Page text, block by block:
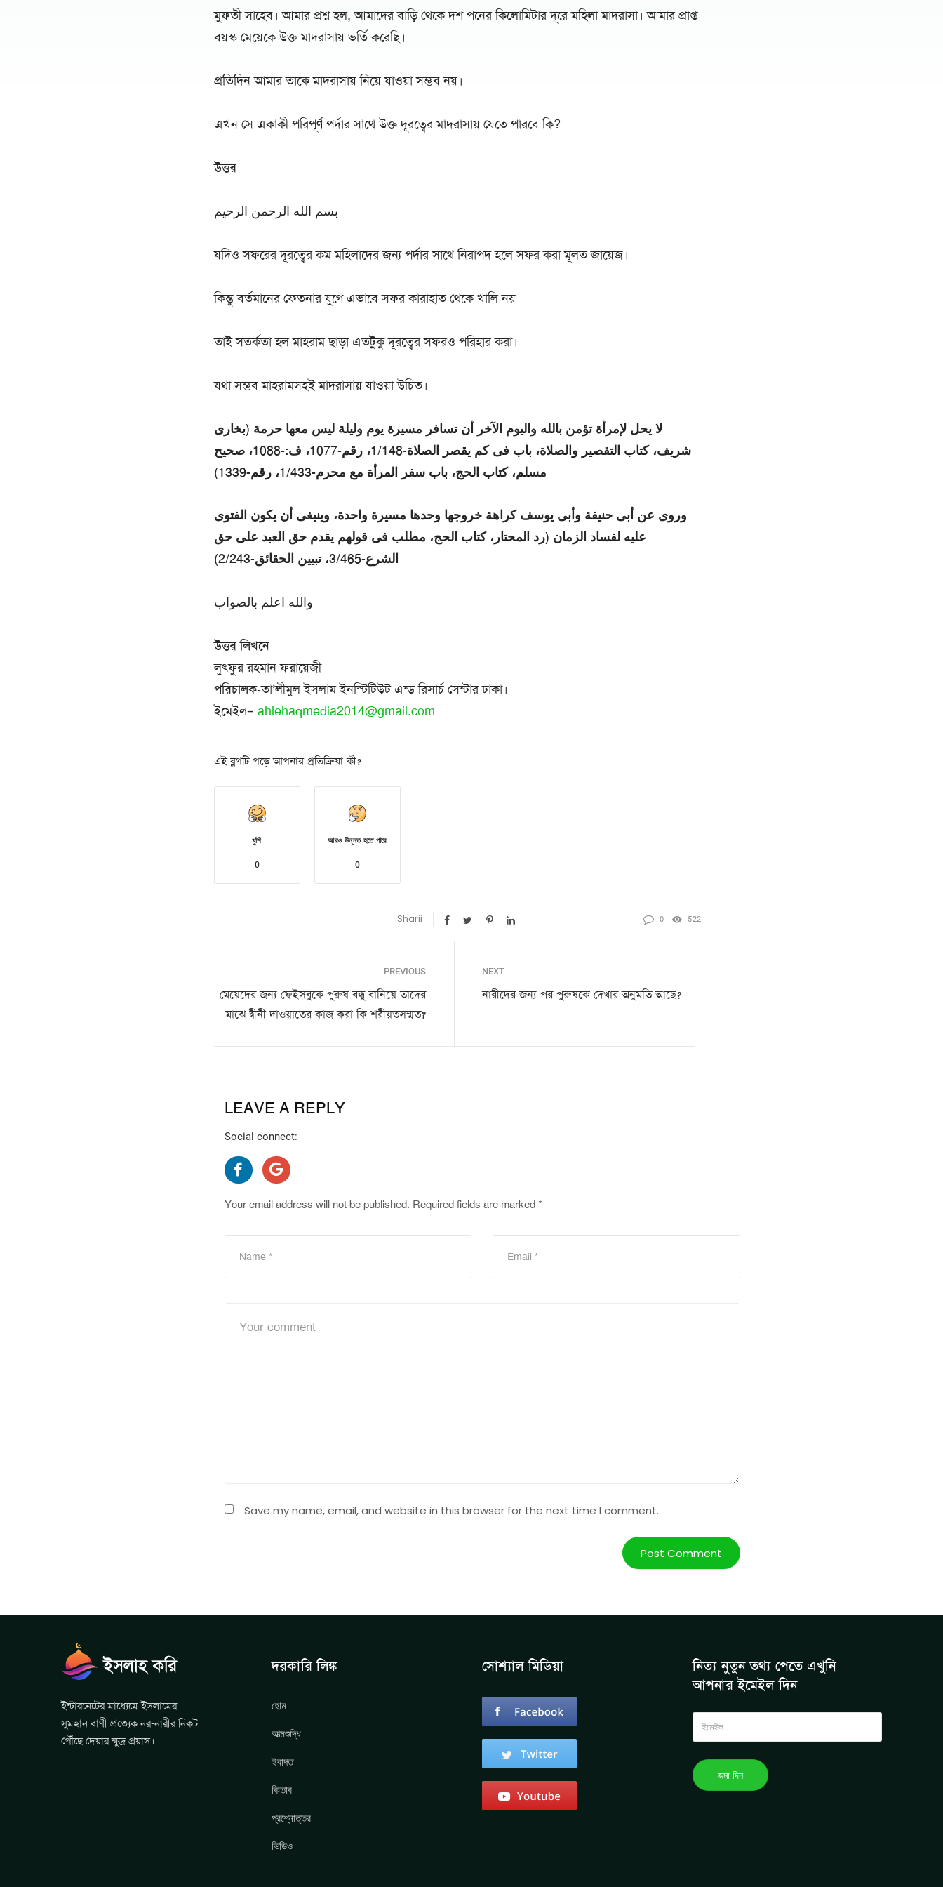
মুফতী সাহেব। আমার প্রশ্ন হল, আমাদের বাড়ি থেকে দশ পনের কিলোমিটার দূরে মহিলা মাদরাসা। আমার প্রাপ্ত
বয়স্ক মেয়েকে উক্ত মাদরাসায় ভর্তি করেছি।
প্রতিদিন আমার তাকে মাদরাসায় নিয়ে যাওয়া সম্ভব নয়।
এখন সে একাকী পরিপূর্ণ পর্দার সাথে উক্ত দূরত্বের মাদরাসায় যেতে পারবে কি?
উত্তর
بسم الله الرحمن الرحيم
যদিও সফরের দূরত্বের কম মহিলাদের জন্য পর্দার সাথে নিরাপদ হলে সফর করা মূলত জায়েজ।
কিন্তু বর্তমানের ফেতনার যুগে এভাবে সফর কারাহাত থেকে খালি নয়
তাই সতর্কতা হল মাহরাম ছাড়া এতটুকু দূরত্বের সফরও পরিহার করা।
যথা সম্ভব মাহরামসহই মাদরাসায় যাওয়া উচিত।
لا يحل لإمرأة تؤمن بالله واليوم الآخر أن تسافر مسيرة يوم وليلة ليس معها حرمة (بخارى
شريف، كتاب التقصير والصلاة، باب فى كم يقصر الصلاة-1/148، رقم-1077، ف:-1088، صحيح
مسلم، كتاب الحج، باب سفر المرأة مع محرم-1/433، رقم-1339)
وروى عن أبى حنيفة وأبى يوسف كراهة خروجها وحدها مسيرة واحدة، وينبغى أن يكون الفتوى
عليه لفساد الزمان (رد المحتار، كتاب الحج، مطلب فى قولهم يقدم حق العبد على حق
الشرع-3/465، تبيين الحقائق-2/243)
والله اعلم بالصواب
উত্তর লিখনে
লুৎফুর রহমান ফরায়েজী
পরিচালক-তা’লীমুল ইসলাম ইনস্টিটিউট এন্ড রিসার্চ সেন্টার ঢাকা।
ইমেইল– ahlehaqmedia2014@gmail.com
এই ব্লগটি পড়ে আপনার প্রতিক্রিয়া কী?
খুশি
0
আরও উন্নত হতে পারে
0
0 522
Sharii
PREVIOUS
মেয়েদের জন্য ফেইসবুকে পুরুষ বন্ধু বানিয়ে তাদের
মাঝে দ্বীনী দাওয়াতের কাজ করা কি শরীয়তসম্মত?
NEXT
নারীদের জন্য পর পুরুষকে দেখার অনুমতি আছে?
LEAVE A REPLY
Social connect:
Your email address will not be published. Required fields are marked *
Save my name, email, and website in this browser for the next time I comment.
ইন্টারনেটের মাধ্যেমে ইসলামের
সুমহান বাণী প্রত্যেক নর-নারীর নিকট
পৌঁছে দেয়ার ক্ষুদ্র প্রয়াস।
দরকারি লিঙ্ক
হোম
আত্মশুদ্ধি
ইবাদত
কিতাব
প্রশ্নোত্তর
ভিডিও
সোশ্যাল মিডিয়া
নিত্য নুতুন তথ্য পেতে এখুনি
আপনার ইমেইল দিন